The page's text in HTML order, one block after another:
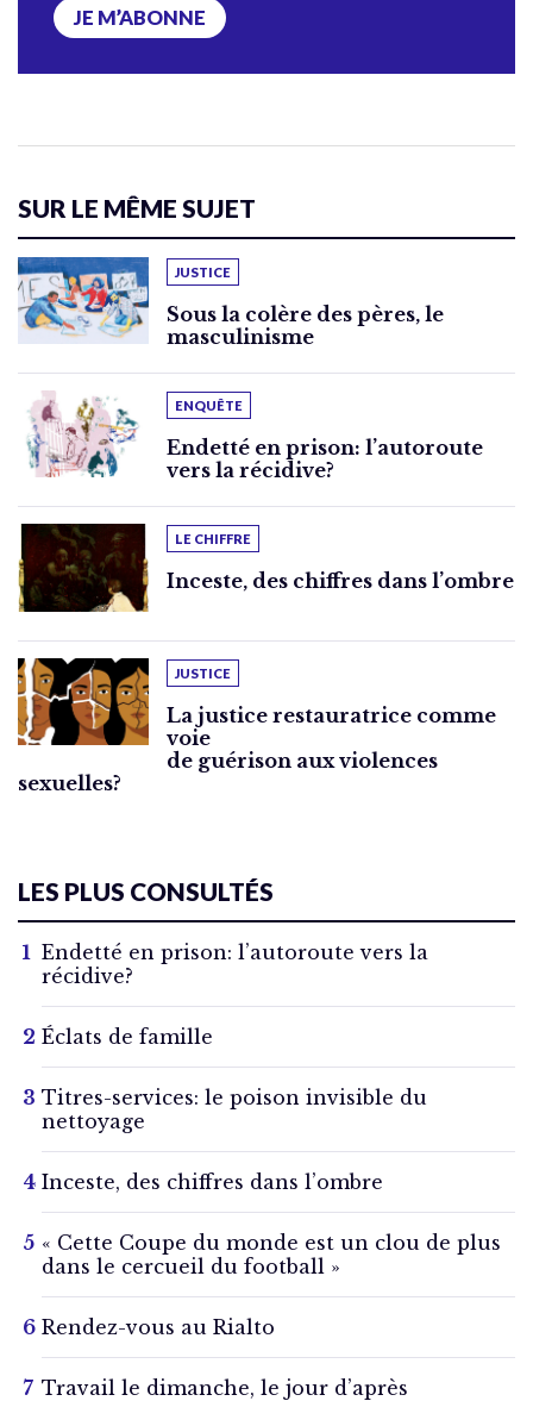
JE M’ABONNE
SUR LE MÊME SUJET
JUSTICE
Sous la colère des pères, le
masculinisme
ENQUÊTE
Endetté en prison: l’autoroute
vers la récidive?
LE CHIFFRE
Inceste, des chiffres dans l’ombre
JUSTICE
La justice restauratrice comme
voie
de guérison aux violences
sexuelles?
LES PLUS CONSULTÉS
Endetté en prison: l’autoroute vers la
récidive?
Éclats de famille
Titres-services: le poison invisible du
nettoyage
Inceste, des chiffres dans l’ombre
« Cette Coupe du monde est un clou de plus
dans le cercueil du football »
Rendez-vous au Rialto
Travail le dimanche, le jour d’après